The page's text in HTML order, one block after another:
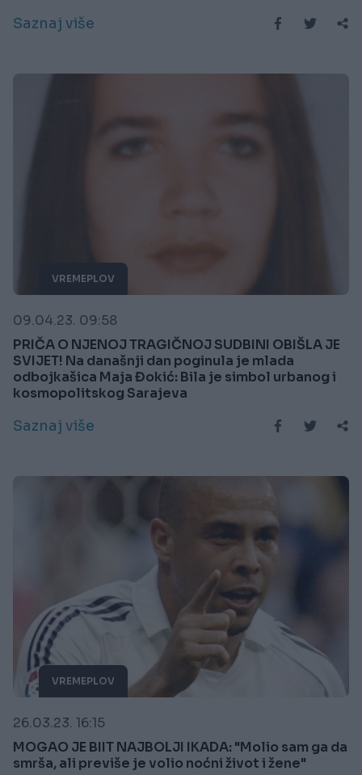
Saznaj više
VREMEPLOV
09.04.23. 09:58
PRIČA O NJENOJ TRAGIČNOJ SUDBINI OBIŠLA JE
SVIJET! Na današnji dan poginula je mlada
odbojkašica Maja Đokić: Bila je simbol urbanog i
kosmopolitskog Sarajeva
Saznaj više
VREMEPLOV
26.03.23. 16:15
MOGAO JE BIIT NAJBOLJI IKADA: "Molio sam ga da
smrša, ali previše je volio noćni život i žene"